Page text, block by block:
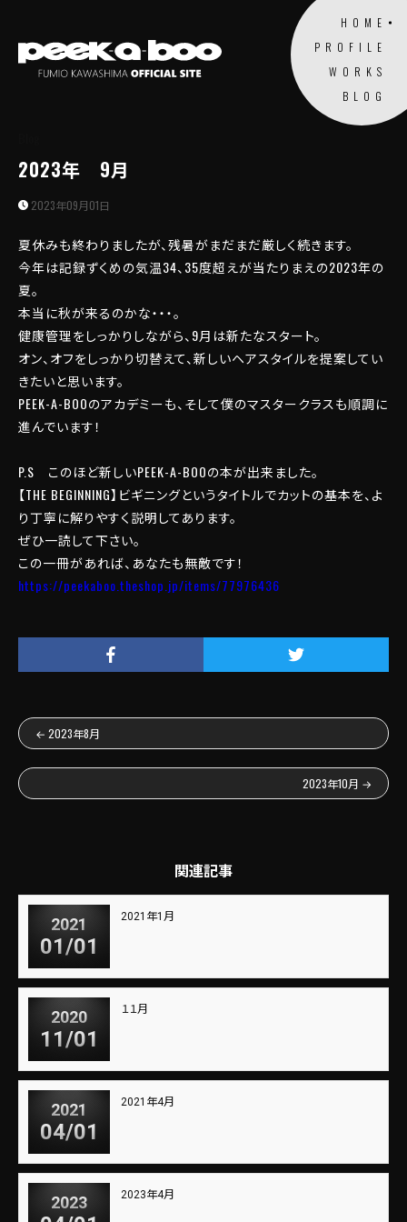
HOME
PROFILE
WORKS
BLOG
2023年 9月
2023年09月01日
夏休みも終わりましたが、残暑がまだまだ厳しく続きます。
今年は記録ずくめの気温34、35度超えが当たりまえの2023年の
夏。
本当に秋が来るのかな・・・。
健康管理をしっかりしながら、9月は新たなスタート。
オン、オフをしっかり切替えて、新しいヘアスタイルを提案してい
きたいと思います。
PEEK-A-BOOのアカデミーも、そして僕のマスタークラスも順調に
進んでいます！
P.S このほど新しいPEEK-A-BOOの本が出来ました。
【THE BEGINNING】ビギニングというタイトルでカットの基本を、よ
り丁寧に解りやすく説明してあります。
ぜひ一読して下さい。
この一冊があれば、あなたも無敵です！
https://peekaboo.theshop.jp/items/77976436
← 2023年8月
2023年10月 →
関連記事
2021
01/01
2021年1月
2020
11/01
１１月
2021
04/01
2021年4月
2023 2023年4月